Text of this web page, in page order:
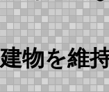
建物を維